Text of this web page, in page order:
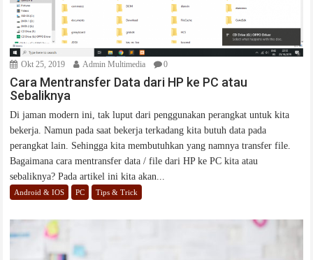
Okt 25, 2019 Admin Multimedia 0
Cara Mentransfer Data dari HP ke PC atau
Sebaliknya
Di jaman modern ini, tak luput dari penggunakan perangkat untuk kita
bekerja. Namun pada saat bekerja terkadang kita butuh data pada
perangkat lain. Sehingga kita membutuhkan yang namnya transfer file.
Bagaimana cara mentransfer data / file dari HP ke PC kita atau
sebaliknya? Pada artikel ini kita akan...
Android & IOS PC Tips & Trick